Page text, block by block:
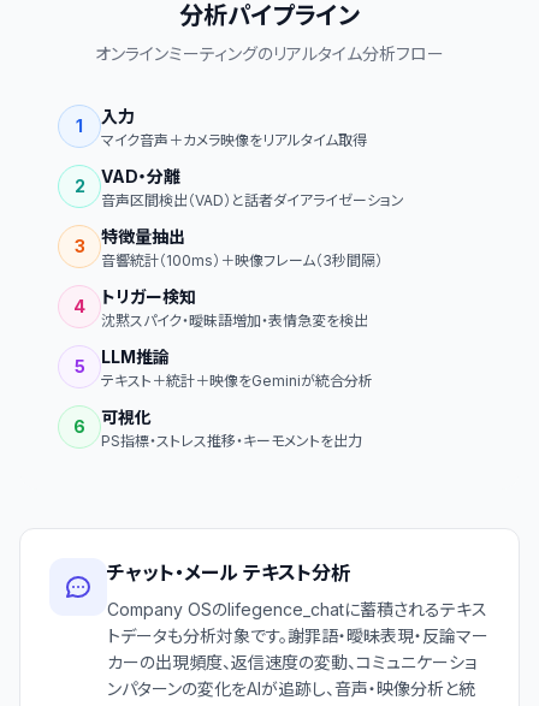
分析パイプライン
オンラインミーティングのリアルタイム分析フロー
1 入力
マイク音声＋カメラ映像をリアルタイム取得
2 VAD・分離
音声区間検出（VAD）と話者ダイアライゼーション
3 特徴量抽出
音響統計（100ms）＋映像フレーム（3秒間隔）
4 トリガー検知
沈黙スパイク・曖昧語増加・表情急変を検出
5 LLM推論
テキスト＋統計＋映像をGeminiが統合分析
6 可視化
PS指標・ストレス推移・キーモメントを出力
チャット・メール テキスト分析
Company OSのlifegence_chatに蓄積されるテキス
トデータも分析対象です。謝罪語・曖昧表現・反論マー
カーの出現頻度、返信速度の変動、コミュニケーショ
ンパターンの変化をAIが追跡し、音声・映像分析と統